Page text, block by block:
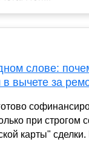
слове:
в вычете за
при строгом
карты"